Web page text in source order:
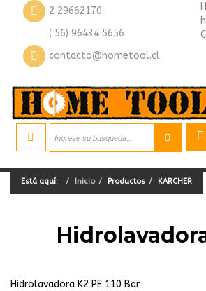
2 29662170
( 56) 96434 5656
contacto@hometool.cl
Está aquí: Inicio Productos KARCHER
Hidrolavadora K2 PE 110 Bar